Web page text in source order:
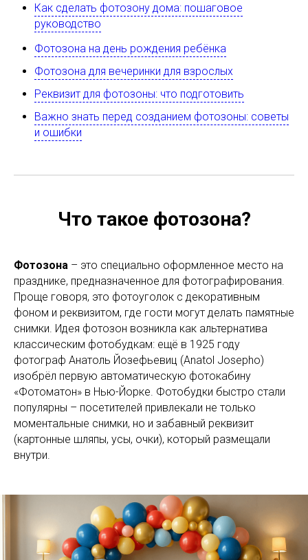
Как сделать фотозону дома: пошаговое
руководство
Фотозона на день рождения ребёнка
Фотозона для вечеринки для взрослых
Реквизит для фотозоны: что подготовить
Важно знать перед созданием фотозоны: советы
и ошибки
Что такое фотозона?
Фотозона – это специально оформленное место на
празднике, предназначенное для фотографирования.
Проще говоря, это фотоуголок с декоративным
фоном и реквизитом, где гости могут делать памятные
снимки. Идея фотозон возникла как альтернатива
классическим фотобудкам: ещё в 1925 году
фотограф Анатоль Йозефьевиц (Anatol Josepho)
изобрёл первую автоматическую фотокабину
«Фотоматон» в Нью-Йорке. Фотобудки быстро стали
популярны – посетителей привлекали не только
моментальные снимки, но и забавный реквизит
(картонные шляпы, усы, очки), который размещали
внутри.